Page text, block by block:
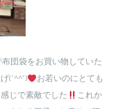
団袋をお買い物していた
(*^^*)
お若いのにとても
じで素敵でした
これか